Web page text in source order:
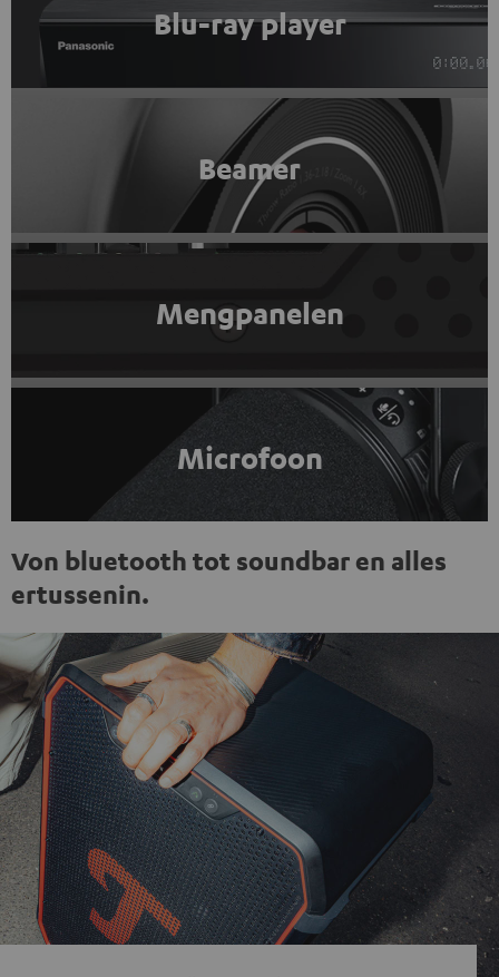
Blu-ray player
Beamer
Mengpanelen
Microfoon
Von bluetooth tot soundbar en alles
ertussenin.